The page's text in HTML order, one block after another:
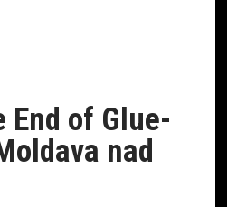
End of Glue-
nad